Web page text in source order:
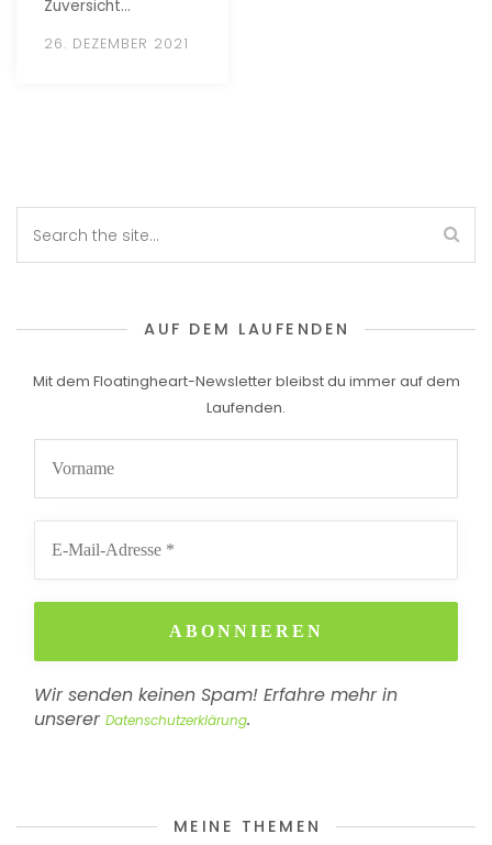
Zuversicht…
26. DEZEMBER 2021
AUF DEM LAUFENDEN
Mit dem Floatingheart-Newsletter bleibst du immer auf dem
Laufenden.
Wir senden keinen Spam! Erfahre mehr in
unserer Datenschutzerklärung.
MEINE THEMEN